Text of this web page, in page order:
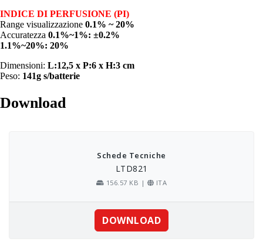
INDICE DI PERFUSIONE (PI)
Range visualizzazione 0.1% ~ 20%
Accuratezza 0.1%~1%: ±0.2%
1.1%~20%: 20%
Dimensioni: L:12,5 x P:6 x H:3 cm
Peso: 141g s/batterie
Download